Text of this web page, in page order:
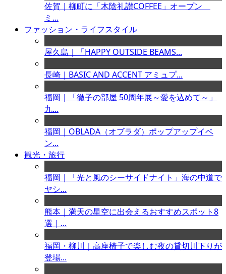
佐賀｜柳町に「木陰礼讃COFFEE」オープン
ミ...
ファッション・ライフスタイル
屋久島｜「HAPPY OUTSIDE BEAMS...
長崎｜BASIC AND ACCENT アミュプ...
福岡｜「徹子の部屋 50周年展～愛を込めて～」
九...
福岡｜OBLADA（オブラダ）ポップアップイベ
ン...
観光・旅行
福岡｜「光と風のシーサイドナイト」海の中道で
ヤシ...
熊本｜満天の星空に出会えるおすすめスポット8
選｜...
福岡・柳川｜高座椅子で楽しむ夜の貸切川下りが
登場...